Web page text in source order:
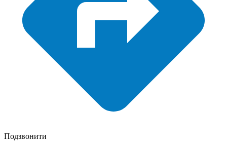
Подзвонити